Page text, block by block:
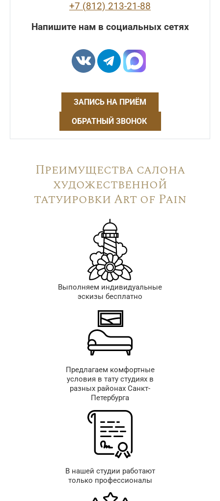
+7 (812) 213-21-88
Напишите нам в социальных сетях
ЗАПИСЬ НА ПРИЁМ
ОБРАТНЫЙ ЗВОНОК
Преимущества салона
художественной
татуировки Art of Pain
Выполняем индивидуальные
эскизы бесплатно
Предлагаем комфортные
условия в тату студиях в
разных районах Санкт-
Петербурга
В нашей студии работают
только профессионалы